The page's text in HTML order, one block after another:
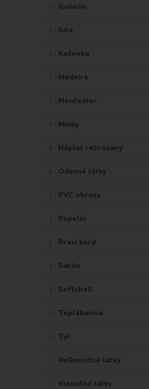
Gobelín
Juta
Koženka
Madeira
Menčester
Minky
Náplet rebrovaný
Odevné látky
PVC obrusy
Popelín
Prací kord
Satén
Softshell
Teplákovina
Tyl
Veľkonočné látky
Vianočné látky